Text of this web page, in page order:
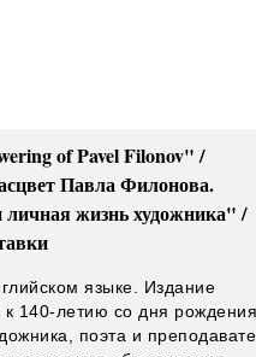
of Pavel Filonov" /
Павла Филонова.
личная жизнь художника" /
языке. Издание
к 140-летию со дня
поэта и